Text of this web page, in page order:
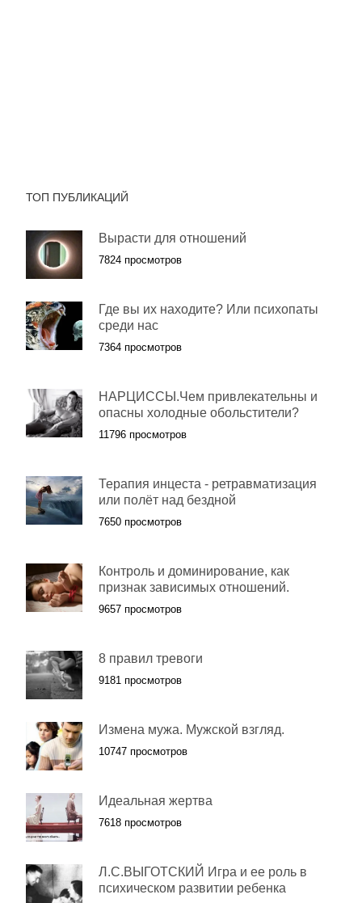
ТОП ПУБЛИКАЦИЙ
Вырасти для отношений
7824 просмотров
Где вы их находите? Или психопаты
среди нас
7364 просмотров
НАРЦИССЫ.Чем привлекательны и
опасны холодные обольстители?
11796 просмотров
Терапия инцеста - ретравматизация
или полёт над бездной
7650 просмотров
Контроль и доминирование, как
признак зависимых отношений.
9657 просмотров
8 правил тревоги
9181 просмотров
Измена мужа. Мужской взгляд.
10747 просмотров
Идеальная жертва
7618 просмотров
Л.С.ВЫГОТСКИЙ Игра и ее роль в
психическом развитии ребенка